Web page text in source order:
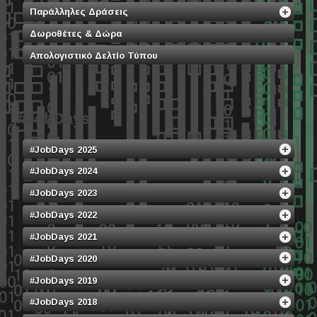
Παράλληλες Δράσεις
Δωροθέτες & Δώρα
Απολογιστικό Δελτίο Τύπου
#JobDays
#JobDays 2025
#JobDays 2024
#JobDays 2023
#JobDays 2022
#JobDays 2021
#JobDays 2020
#JobDays 2019
#JobDays 2018